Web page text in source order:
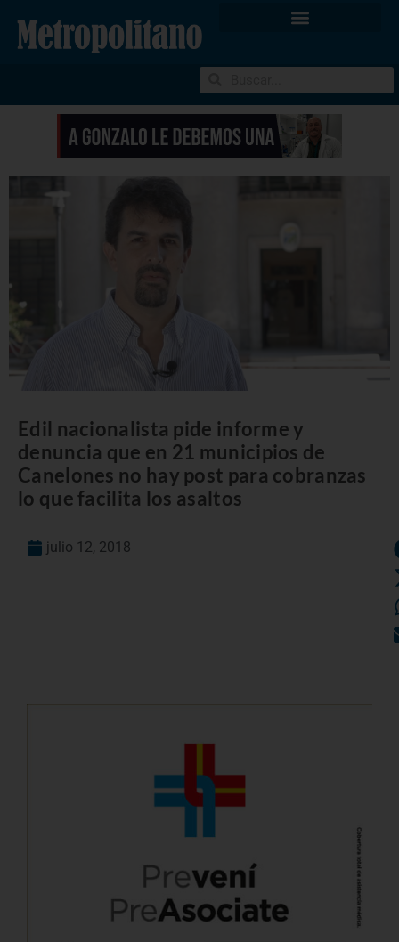
Edil nacionalista pide informe y
denuncia que en 21 municipios de
Canelones no hay post para cobranzas
lo que facilita los asaltos
julio 12, 2018